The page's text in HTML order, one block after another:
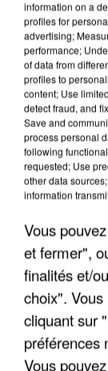
APRÈS
DE FAUNE
information on a
profiles for
advertising;
performance;
of data from
profiles to
content; Use
detect fraud, and
Save and
process personal
following
requested; Use
other data
information
Vous
et fermer",
finalités et/
choix".
cliquant sur
préférences
Vous